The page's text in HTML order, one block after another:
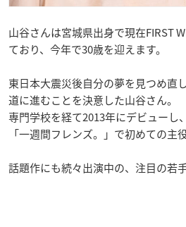
山谷さんは宮城県出身で現在FIRST
ており、今年で30歳を迎えます。
東日本大震災後自分の夢を見つめ直
道に進むことを決意した山谷さん。
専門学校を経て2013年にデビューし
「一週間フレンズ。」で初めての主
話題作にも続々出演中の、注目の若